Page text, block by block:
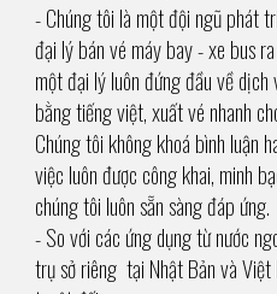
- Chúng tôi là một đội ngũ phát
đại lý bán vé máy bay - xe bus
một đại lý luôn đứng đầu về
bằng tiếng việt, xuất vé nhanh
Chúng tôi không khoá bình luận
việc luôn được công khai, minh
chúng tôi luôn sẵn sàng đáp ứng.
- So với các ứng dụng từ nước
trụ sở riêng tại Nhật Bản và